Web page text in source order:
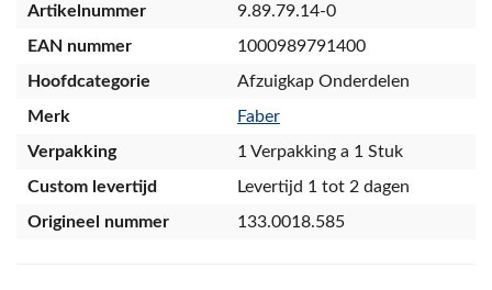
Artikelnummer
9.89.79.14-0
EAN nummer
1000989791400
Hoofdcategorie
Afzuigkap Onderdelen
Merk
Faber
Verpakking
1 Verpakking a 1 Stuk
Custom levertijd
Levertijd 1 tot 2 dagen
Origineel nummer
133.0018.585